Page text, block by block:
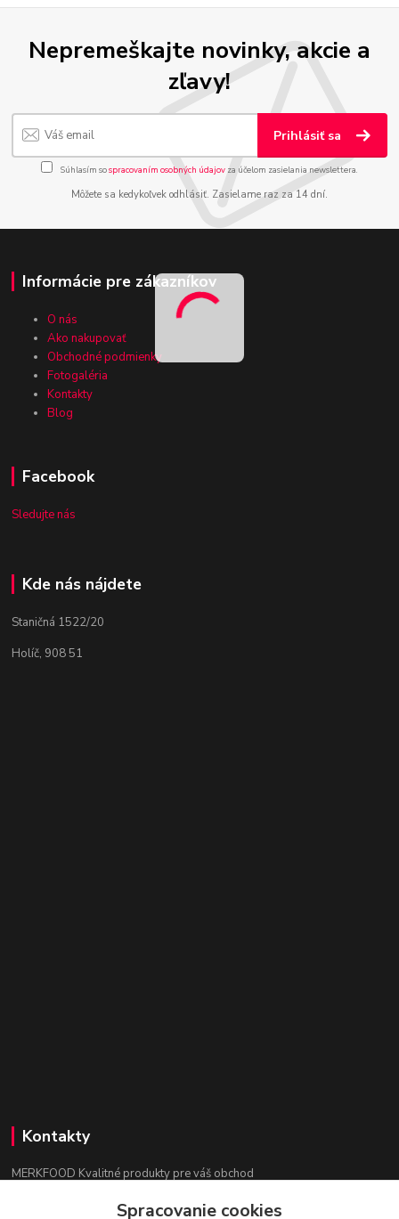
Nepremeškajte novinky, akcie a
zľavy!
Prihlásiť sa
Súhlasím sospracovaním osobných údajov za účelom zasielania newslettera.
Môžete sa kedykoľvek odhlásiť. Zasielame raz za 14 dní.
Informácie pre zákazníkov
O nás
Ako nakupovať
Obchodné podmienky
Fotogaléria
Kontakty
Blog
Facebook
Sledujte nás
Kde nás nájdete
Staničná 1522/20
Holíč, 908 51
Kontakty
MERKFOOD Kvalitné produkty pre váš obchod
Ing. Lenka MokrošováSpracovanie cookies